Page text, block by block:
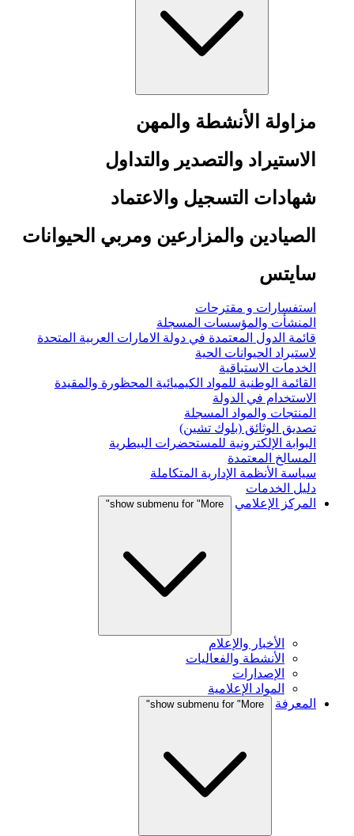
مزاولة الأنشطة والمهن
الاستيراد والتصدير والتداول
شهادات التسجيل والاعتماد
الصيادين والمزارعين ومربي الحيوانات
سايتس
استفسارات و مقترحات
المنشأت والمؤسسات المسجلة
قائمة الدول المعتمدة في دولة الامارات العربية المتحدة
لاستيراد الحيوانات الحية
الخدمات الاستباقية
القائمة الوطنية للمواد الكيميائية المحظورة والمقيدة
الاستخدام في الدولة
المنتجات والمواد المسجلة
تصديق الوثائق (بلوك تشين)
البوابة الإلكترونية للمستحضرات البيطرية
المسالخ المعتمدة
سياسة الأنظمة الإدارية المتكاملة
دليل الخدمات
المركز الإعلامي
show submenu for "More"
الأخبار والإعلام
الأنشطة والفعاليات
الإصدارات
المواد الإعلامية
المعرفة
show submenu for "More"